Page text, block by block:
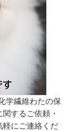
学繊維わたの保
するご依頼・
にご連絡くだ